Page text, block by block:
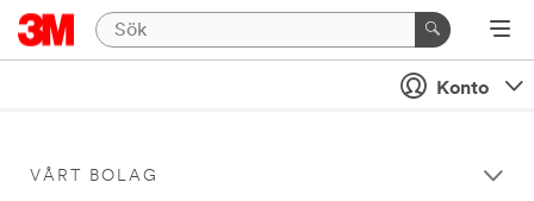
Konto
VÅRT BOLAG